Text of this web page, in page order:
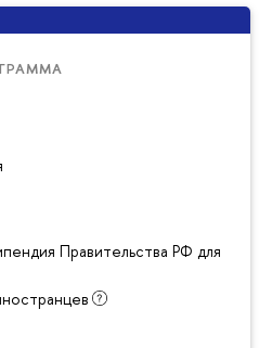
Правительства РФ для